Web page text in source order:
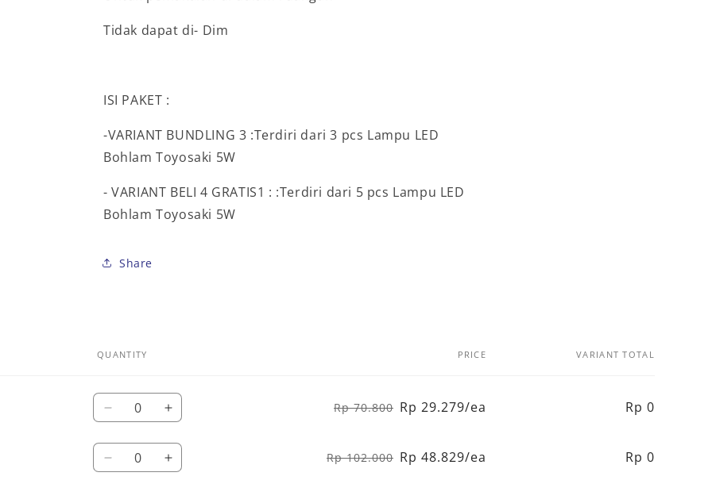
Tidak dapat di- Dim
ISI PAKET :
-VARIANT BUNDLING 3 :Terdiri dari 3 pcs Lampu LED
Bohlam Toyosaki 5W
- VARIANT BELI 4 GRATIS1 : :Terdiri dari 5 pcs Lampu LED
Bohlam Toyosaki 5W
Share
QUANTITY PRICE VARIANT TOTAL
Quantity
Decrease
for
BUNDLING
Increase
for
BUNDLING
Rp 70.800 Rp 29.279/ea Rp 0
Quantity
Decrease Increase
Rp 102.000 Rp 48.829/ea
Rp 0